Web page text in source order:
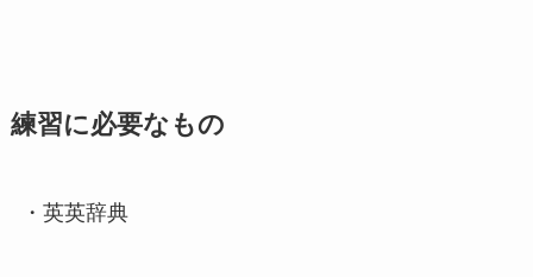
練習に必要なもの
・英英辞典